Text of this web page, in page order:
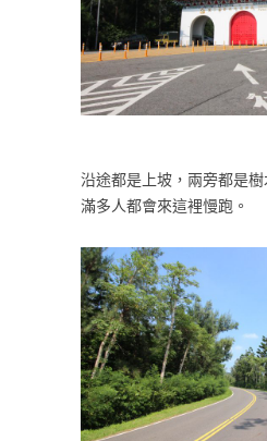
沿途都是上坡，兩旁都是樹
滿多人都會來這裡慢跑。